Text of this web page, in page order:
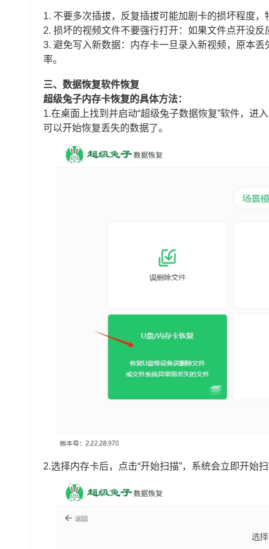
1. 不要多次插拔，反复插拔可能加剧卡的损坏程度
2. 损坏的视频文件不要强行打开：如果文件点开没
3. 避免写入新数据：内存卡一旦录入新视频，原本
率。
三、数据恢复软件恢复
超级兔子内存卡恢复的具体方法：
1.在桌面上找到并启动“超级兔子数据恢复”软件，进
可以开始恢复丢失的数据了。
2.选择内存卡后，点击“开始扫描”，系统会立即开始